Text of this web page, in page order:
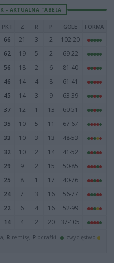
- AKTUALNA TABELA
PKT Z R P GOLE FORMA
66 21 3 2
102-20
62 19 5 2
69-22
56 18 2 6
81-40
46 14 4 8
61-41
45 14 3 9
63-39
37 12 1 13
60-51
35 10 5 11
67-67
33 10 3 13
48-53
32 10 2 14
41-52
29 9 2 15
50-85
25 8 1 17
40-76
24 7 3 16
56-77
22 6 4 16
52-99
14 4 2 20 37-105
R remisy, P porażki ·
zwycięstwo